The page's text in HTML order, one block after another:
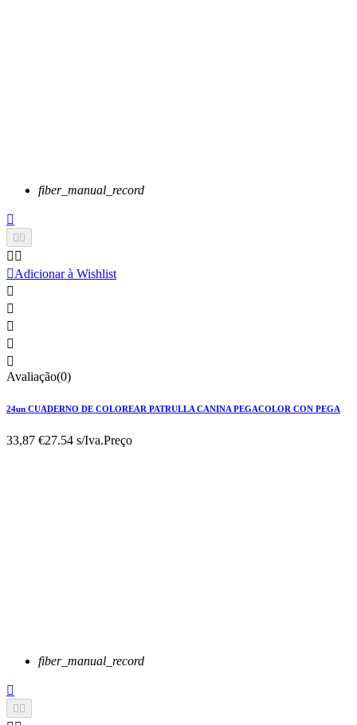
fiber_manual_record

 
 
Adicionar à Wishlist





Avaliação(0)
24un CUADERNO DE COLOREAR PATRULLA CANINA PEGACOLOR CON PEGA
33,87 €27.54 s/Iva.Preço
fiber_manual_record

 